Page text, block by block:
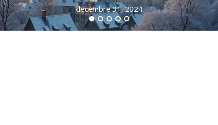
décembre 31, 2024